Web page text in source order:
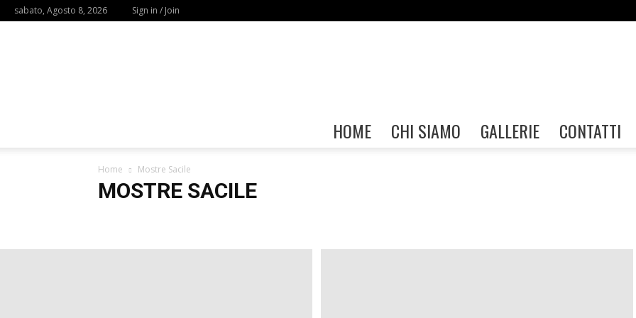
sabato, Agosto 8, 2026 Sign in / Join
HOME CHI SIAMO GALLERIE CONTATTI
Home Mostre Sacile
MOSTRE SACILE
Mostre Perugia
Mostre Sacile Mostre San Felice sul Panaro Mostre Sesto San Giovanni Mostre Taranto
Mostre Trieste